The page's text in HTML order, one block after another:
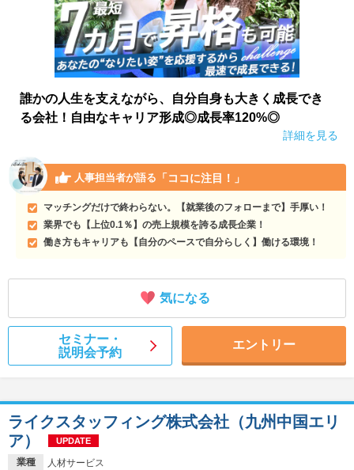
誰かの人生を支えながら、自分自身も大きく成長でき
る会社！自由なキャリア形成◎成長率120%◎
詳細を見る
人事担当者が語る 「ココに注目！」
マッチングだけで終わらない。【就業後のフォローまで】手厚い！
業界でも【上位0.1％】の売上規模を誇る成長企業！
働き方もキャリアも【自分のペースで自分らしく】働ける環境！
気になる
セミナー・
説明会予約
エントリー
業種 人材サービス
ライクスタッフィング株式会社（九州中国エリ
ア）
UPDATE